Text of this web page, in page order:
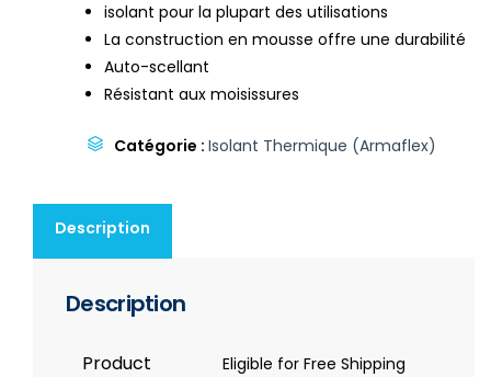
isolant pour la plupart des utilisations
La construction en mousse offre une durabilité
Auto-scellant
Résistant aux moisissures
Catégorie : Isolant Thermique (Armaflex)
Description
Description
Product
Eligible for Free Shipping